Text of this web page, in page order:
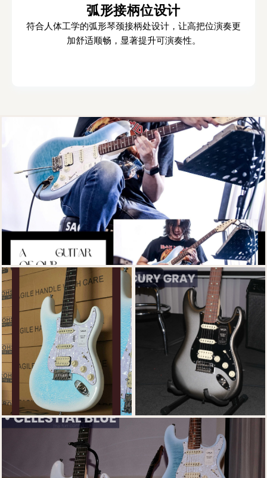
弧形接柄位设计
符合人体工学的弧形琴颈接柄处设计，让高把位演奏更
加舒适顺畅，显著提升可演奏性。